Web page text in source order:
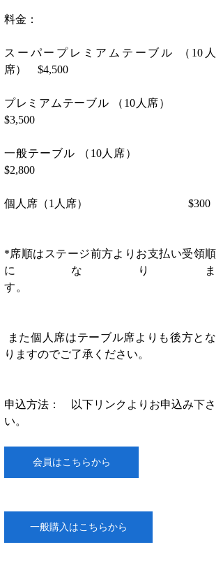
料金：
スーパープレミアムテーブル （10人
席）　$4,500
プレミアムテーブル （10人席）
$3,500
一般テーブル （10人席）
$2,800
個人席（1人席）                                    $300
*席順はステージ前方よりお支払い受領順
になりま
す。
また個人席はテーブル席よりも後方とな
りますのでご了承ください。
申込方法：　以下リンクよりお申込み下さ
い。
会員はこちらから
一般購入はこちらから